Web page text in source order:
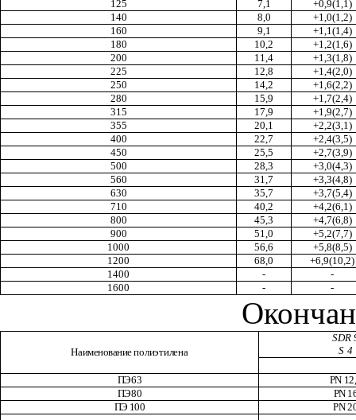
125
7,1
+0,9(1,1)
140
8,0
+1,0(1,2)
160
9,1
+1,1(1,4)
180
10,2
+1,2(1,6)
200
11,4
+1,3(1,8)
225
12,8
+1,4(2,0)
250
14,2
+1,6(2,2)
280
15,9
+1,7(2,4)
315
17,9
+1,9(2,7)
355
20,1
+2,2(3,1)
400
22,7
+2,4(3,5)
450
25,5
+2,7(3,9)
500
28,3
+3,0(4,3)
560
31,7
+3,3(4,8)
630
35,7
+3,7(5,4)
710
40,2
+4,2(6,1)
800
45,3
+4,7(6,8)
900
51,0
+5,2(7,7)
1000
56,6
+5,8(8,5)
1200
68,0
+6,9(10,2)
1400
-
-
1600
- -
Наименованиеполиэтилена
SDR
S 4
ПЭ63
PN
ПЭ80
PN
ПЭ 100 PN